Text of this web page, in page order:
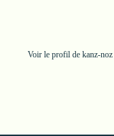
Voir le profil de kanz-noz